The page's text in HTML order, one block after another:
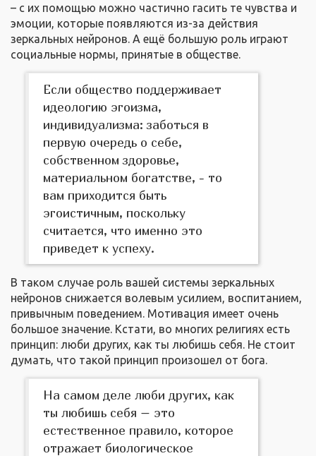
– с их помощью можно частично гасить те чувства и
эмоции, которые появляются из-за действия
зеркальных нейронов. А ещё большую роль играют
социальные нормы, принятые в обществе.
Если общество поддерживает
идеологию эгоизма,
индивидуализма: заботься в
первую очередь о себе,
собственном здоровье,
материальном богатстве, - то
вам приходится быть
эгоистичным, поскольку
считается, что именно это
приведет к успеху.
В таком случае роль вашей системы зеркальных
нейронов снижается волевым усилием, воспитанием,
привычным поведением. Мотивация имеет очень
большое значение. Кстати, во многих религиях есть
принцип: люби других, как ты любишь себя. Не стоит
думать, что такой принцип произошел от бога.
На самом деле люби других, как
ты любишь себя – это
естественное правило, которое
отражает биологическое